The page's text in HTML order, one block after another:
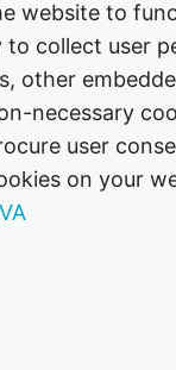
website to
to collect user
other
necessary
user
on your